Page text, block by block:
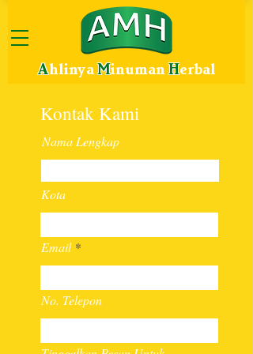
AhlinyaMinumanHerbal
Kontak Kami
Nama Lengkap
Kota
Email
No. Telepon